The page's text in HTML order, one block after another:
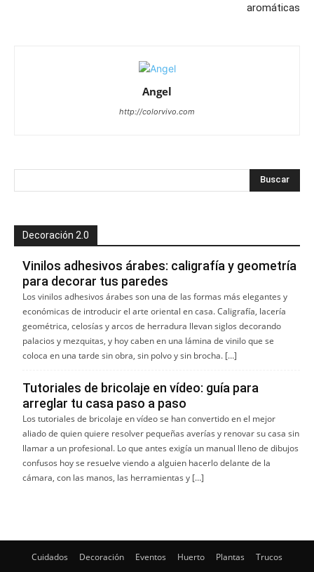
aromáticas
Angel
http://colorvivo.com
Decoración 2.0
Vinilos adhesivos árabes: caligrafía y geometría
para decorar tus paredes
Los vinilos adhesivos árabes son una de las formas más elegantes y
económicas de introducir el arte oriental en casa. Caligrafía, lacería
geométrica, celosías y arcos de herradura llevan siglos decorando
palacios y mezquitas, y hoy caben en una lámina de vinilo que se
coloca en una tarde sin obra, sin polvo y sin brocha. […]
Tutoriales de bricolaje en vídeo: guía para
arreglar tu casa paso a paso
Los tutoriales de bricolaje en vídeo se han convertido en el mejor
aliado de quien quiere resolver pequeñas averías y renovar su casa sin
llamar a un profesional. Lo que antes exigía un manual lleno de dibujos
confusos hoy se resuelve viendo a alguien hacerlo delante de la
cámara, con las manos, las herramientas y […]
Cuidados Decoración Eventos Huerto Plantas Trucos